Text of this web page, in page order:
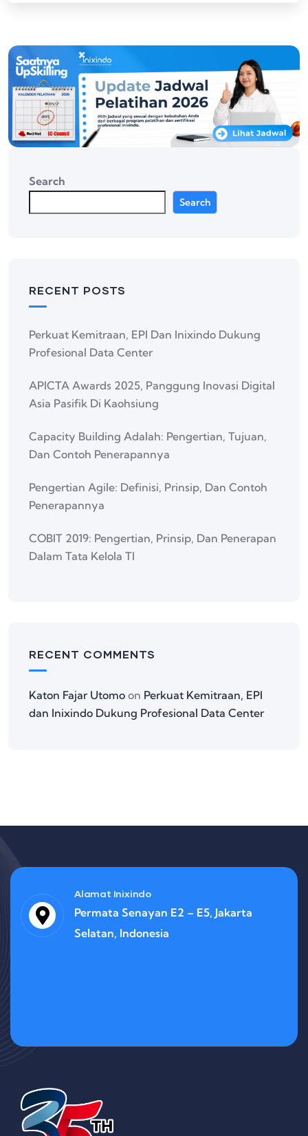
Search
Search
RECENT POSTS
Perkuat Kemitraan, EPI Dan Inixindo Dukung
Profesional Data Center
APICTA Awards 2025, Panggung Inovasi Digital
Asia Pasifik Di Kaohsiung
Capacity Building Adalah: Pengertian, Tujuan,
Dan Contoh Penerapannya
Pengertian Agile: Definisi, Prinsip, Dan Contoh
Penerapannya
COBIT 2019: Pengertian, Prinsip, Dan Penerapan
Dalam Tata Kelola TI
RECENT COMMENTS
Katon Fajar Utomo on Perkuat Kemitraan, EPI
dan Inixindo Dukung Profesional Data Center
Alamat Inixindo
Permata Senayan E2 – E5, Jakarta
Selatan, Indonesia